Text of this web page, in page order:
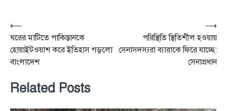
Post
navigation
⟵
ঘরের মাটিতে পাকিস্তানকে
হোয়াইটওয়াশ করে ইতিহাস গড়লো
বাংলাদেশ
পরিস্থিতি স্থিতিশীল হওয়ায়
সেনাসদস্যরা ব্যারাকে ফিরে যাচ্ছে:
সেনাপ্রধান
⟶
Related Posts